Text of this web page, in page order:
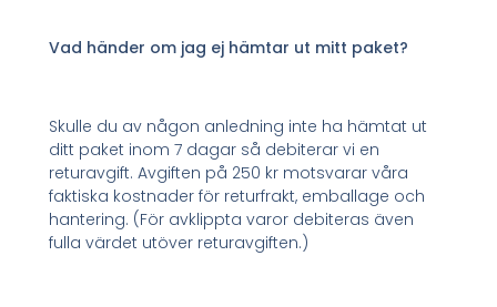
Vad händer om jag ej hämtar ut mitt paket?
Skulle du av någon anledning inte ha hämtat ut
ditt paket inom 7 dagar så debiterar vi en
returavgift. Avgiften på 250 kr motsvarar våra
faktiska kostnader för returfrakt, emballage och
hantering. (För avklippta varor debiteras även
fulla värdet utöver returavgiften.)